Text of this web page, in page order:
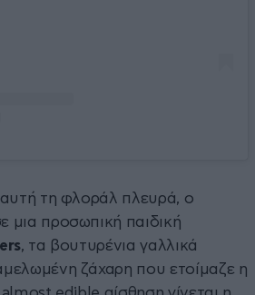
αυτή τη φλοράλ πλευρά, ο
μια προσωπική παιδική
, τα βουτυρένια γαλλικά
ζάχαρη που ετοίμαζε η